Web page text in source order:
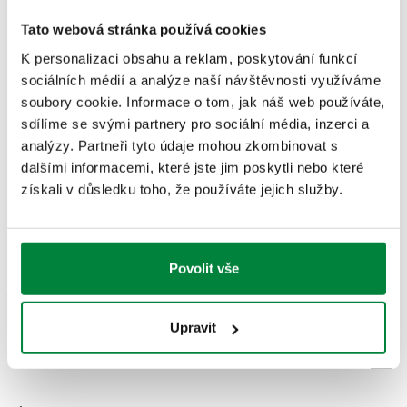
Tato webová stránka používá cookies
K personalizaci obsahu a reklam, poskytování funkcí
sociálních médií a analýze naší návštěvnosti využíváme
soubory cookie. Informace o tom, jak náš web používáte,
sdílíme se svými partnery pro sociální média, inzerci a
analýzy. Partneři tyto údaje mohou zkombinovat s
dalšími informacemi, které jste jim poskytli nebo které
získali v důsledku toho, že používáte jejich služby.
Povolit vše
Upravit
průtokem“).
CERTIFIKACE
NÁKRESY A SPECIFIKACE
Číslo dílu Připojení Actions
580011 R 1/2" (EN 10226-1) M